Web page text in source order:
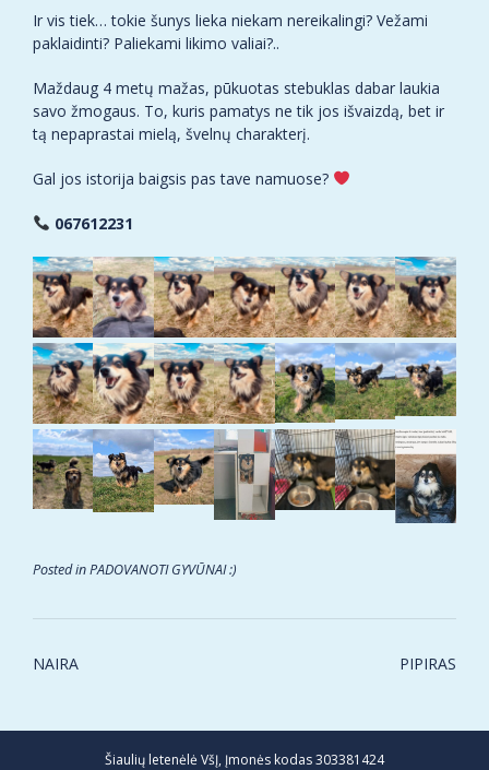
Ir vis tiek… tokie šunys lieka niekam nereikalingi? Vežami
paklaidinti? Paliekami likimo valiai?..
Maždaug 4 metų mažas, pūkuotas stebuklas dabar laukia
savo žmogaus. To, kuris pamatys ne tik jos išvaizdą, bet ir
tą nepaprastai mielą, švelnų charakterį.
Gal jos istorija baigsis pas tave namuose?
067612231
Posted inPADOVANOTI GYVŪNAI :)
Post
NAIRA PIPIRAS
Šiaulių letenėlė VšĮ, Įmonės kodas 303381424